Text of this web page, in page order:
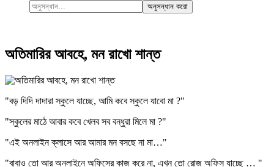
অনুসন্ধান করো
অতিমারির আবহে, মন রাখো শান্ত
"বড় দিদি দাদারা স্কুলে যাচ্ছে, আমি কবে স্কুলে যাবো মা ?"
"স্কুলের মাঠে আবার কবে খেলব সব বন্ধুরা মিলে মা ?"
"এই অনলাইন ক্লাসে আর আমার মন বসছে না মা…"
"বাবাও তো আর অনলাইনে অফিসের কাজ করে না, এখন তো রোজ অফিস যাচ্ছে … "